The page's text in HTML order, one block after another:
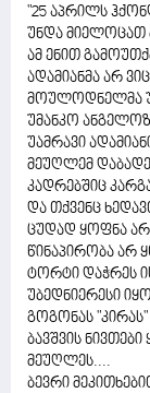
"25 აპრილს
უნდა მიელოცათ
ამ ენით
ადამიანმა არ
მოულოდნელმა
უმანკო
უამრავი
მეუღლემ
კადრებშიც
და თქვენც
ცუდად ყოფნა არ
წინაპირობა არ
ტორტი დაჭრეს
უბედნიერესი
გოგონას
ბავშვის
მეუღლეს....
ბევრი